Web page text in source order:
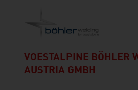
VOESTALPINE BÖHLER
AUSTRIA GMBH